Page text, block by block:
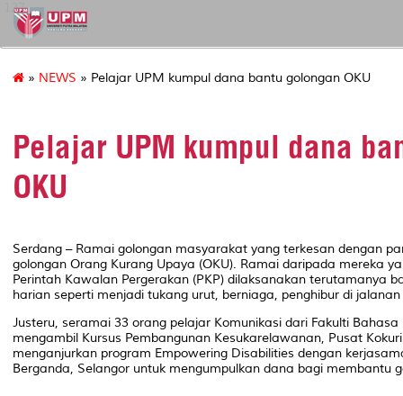
127
» NEWS » Pelajar UPM kumpul dana bantu golongan OKU
Pelajar UPM kumpul dana
OKU
Serdang – Ramai golongan masyarakat yang terkesan dengan
golongan Orang Kurang Upaya (OKU). Ramai daripada mereka
Perintah Kawalan Pergerakan (PKP) dilaksanakan terutamanya
harian seperti menjadi tukang urut, berniaga, penghibur di
Justeru, seramai 33 orang pelajar Komunikasi dari Fakulti
mengambil Kursus Pembangunan Kesukarelawanan, Pusat
menganjurkan program Empowering Disabilities dengan
Berganda, Selangor untuk mengumpulkan dana bagi membantu